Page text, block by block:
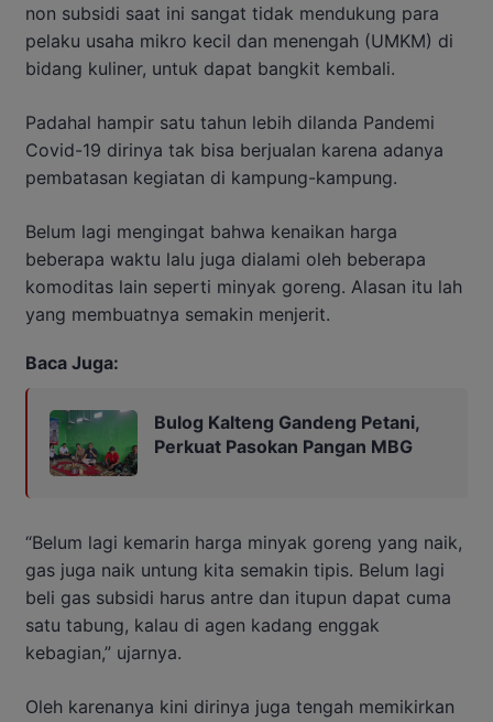
non subsidi saat ini sangat tidak mendukung para
pelaku usaha mikro kecil dan menengah (UMKM) di
bidang kuliner, untuk dapat bangkit kembali.
Padahal hampir satu tahun lebih dilanda Pandemi
Covid-19 dirinya tak bisa berjualan karena adanya
pembatasan kegiatan di kampung-kampung.
Belum lagi mengingat bahwa kenaikan harga
beberapa waktu lalu juga dialami oleh beberapa
komoditas lain seperti minyak goreng. Alasan itu lah
yang membuatnya semakin menjerit.
Baca Juga:
Bulog Kalteng Gandeng Petani,
Perkuat Pasokan Pangan MBG
“Belum lagi kemarin harga minyak goreng yang naik,
gas juga naik untung kita semakin tipis. Belum lagi
beli gas subsidi harus antre dan itupun dapat cuma
satu tabung, kalau di agen kadang enggak
kebagian,” ujarnya.
Oleh karenanya kini dirinya juga tengah memikirkan